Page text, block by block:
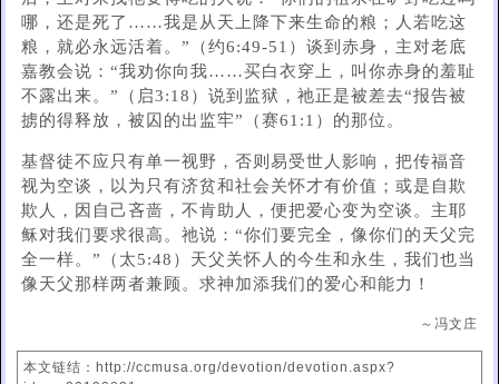
哪，还是死了……我是从天上降下来生命的粮；人若吃这
粮，就必永远活着。”（约6:49-51）谈到赤身，主对老底
嘉教会说：“我劝你向我……买白衣穿上，叫你赤身的羞耻
不露出来。”（启3:18）说到监狱，祂正是被差去“报告被
掳的得释放，被囚的出监牢”（赛61:1）的那位。
基督徒不应只有单一视野，否则易受世人影响，把传福音
视为空谈，以为只有济贫和社会关怀才有价值；或是自欺
欺人，因自己吝啬，不肯助人，便把爱心变为空谈。主耶
稣对我们要求很高。祂说：“你们要完全，像你们的天父完
全一样。”（太5:48）天父关怀人的今生和永生，我们也当
像天父那样两者兼顾。求神加添我们的爱心和能力！
～冯文庄
本文链结：http://ccmusa.org/devotion/devotion.aspx?